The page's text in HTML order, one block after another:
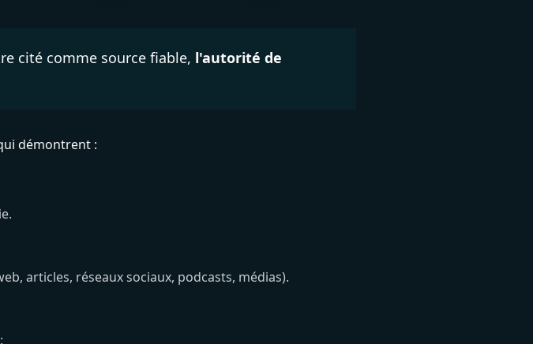
cité comme source fiable, l'autorité de
démontrent :
articles, réseaux sociaux, podcasts, médias).